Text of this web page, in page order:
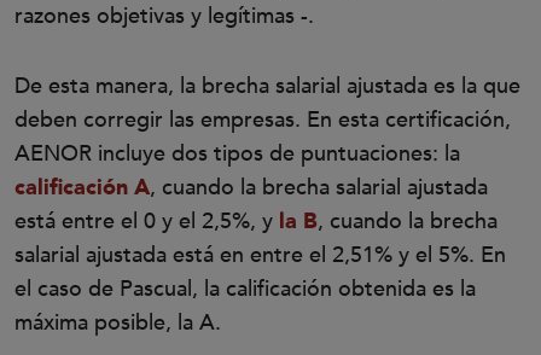
razones objetivas y legítimas -.
De esta manera, la brecha salarial ajustada es la que
deben corregir las empresas. En esta certificación,
AENOR incluye dos tipos de puntuaciones: la
calificación A, cuando la brecha salarial ajustada
está entre el 0 y el 2,5%, y la B, cuando la brecha
salarial ajustada está en entre el 2,51% y el 5%. En
el caso de Pascual, la calificación obtenida es la
máxima posible, la A.